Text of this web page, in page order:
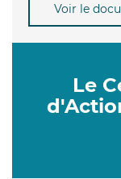
Voir le
Le